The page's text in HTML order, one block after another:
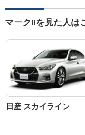
マークIIを見た人は
日産 スカイライン